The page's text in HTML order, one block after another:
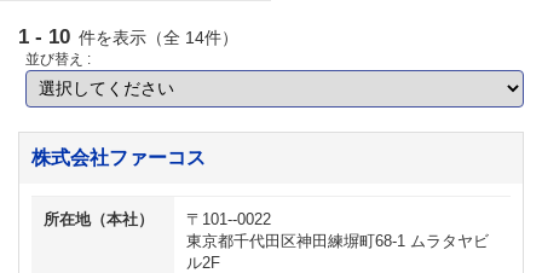
1 - 10 件を表示（全 14件）
並び替え :
株式会社ファーコス
所在地（本社）
〒101--0022
東京都千代田区神田練塀町68-1 ムラタヤビ
ル2F